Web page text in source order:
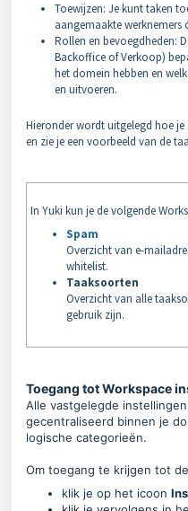
Toewijzen: Je kunt taken
aangemaakte werknemers
Rollen en bevoegdheden:
Backoffice of Verkoop)
het domein hebben en
en uitvoeren.
Hieronder wordt uitgelegd hoe
en zie je een voorbeeld van de
In Yuki kun je de volgende
Spam
Overzicht van e-
whitelist.
Taaksoorten
Overzicht van alle
gebruik zijn.
Toegang tot Workspace
Alle vastgelegde
gecentraliseerd binnen je
logische categorieën.
Om toegang te krijgen tot
klik je op het icoon